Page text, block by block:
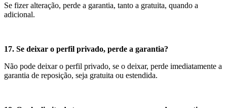
Se fizer alteração, perde a garantia, tanto a gratuita, quando a
adicional.
17. Se deixar o perfil privado, perde a garantia?
Não pode deixar o perfil privado, se o deixar, perde imediatamente a
garantia de reposição, seja gratuita ou estendida.